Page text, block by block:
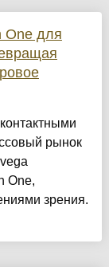
One для
рынок
One,
зрения.